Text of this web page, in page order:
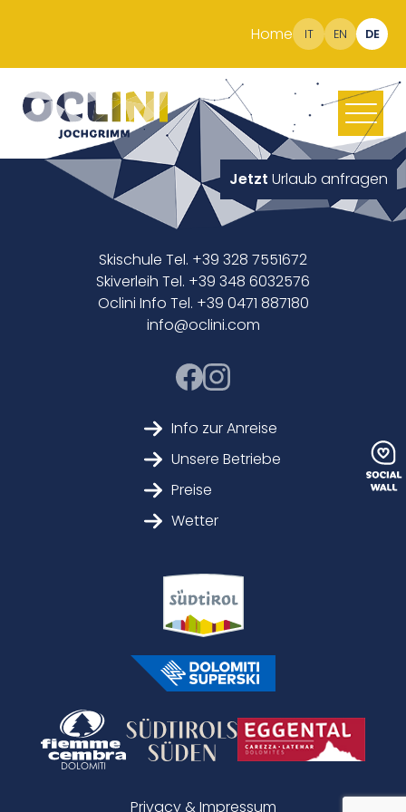
Home IT EN DE
Jetzt Urlaub anfragen
Skischule Tel. +39 328 7551672
Skiverleih Tel. +39 348 6032576
Oclini Info Tel. +39 0471 887180
info@oclini.com
Info zur Anreise
Unsere Betriebe
Preise
Wetter
Privacy & Impressum